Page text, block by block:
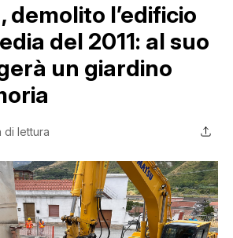
demolito l’edificio
del 2011: al suo
un giardino
di lettura